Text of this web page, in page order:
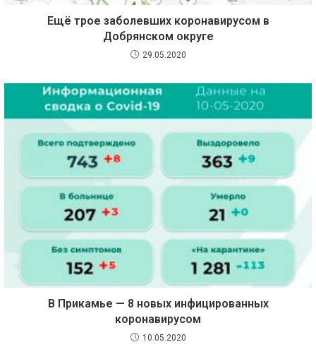
Ещё трое заболевших коронавирусом в
Добрянском округе
29.05.2020
В Прикамье — 8 новых инфицированных
коронавирусом
10.05.2020